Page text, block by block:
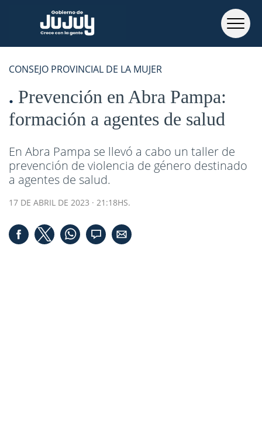
CONSEJO PROVINCIAL DE LA MUJER
Prevención en Abra Pampa:
formación a agentes de salud
En Abra Pampa se llevó a cabo un taller de
prevención de violencia de género destinado
a agentes de salud.
17 DE ABRIL DE 2023 · 21:18HS.